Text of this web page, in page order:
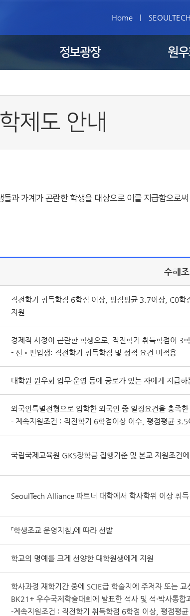
Home | SEOULTECH
정보광장 원우
제도 안내
과 가계가 곤란한 학생을 대상으로 이를 지급함으로
수혜
직전학기 취득학점 6학점 이상, 평점평균 3.7이상, C0학
지원
경제적 사정이 곤란한 학생으로, 직전학기 취득학점이 3
- 신•편입생: 직전학기 취득학점 및 성적 요건 미적용
대학원 원우회 업무·운영 등에 공로가 있는 자에게 지급
외국인특별전형으로 입학한 외국인 중 일정요건을 충족한
- 계속지원조건 : 직전학기 6학점이상 이수, 평점평균
국립국제교육원 GKS장학금 집행기준 및 본교 지원조건
SeoulTech Alliance 파트너 대학에서 학사학위 이상 취
「학생조교 운영지침」에 따라 선발
학교의 명예를 크게 선양한 대학원생에게 지원
학사과정 재학기간 중에 SCIE급 학술지에 주저자 또는
BK21+ 우수국제학술대회에 발표한 석사 및 석·박사통합
-계속지원조건 : 직전학기 취득학점 6학점 이상, 평점평